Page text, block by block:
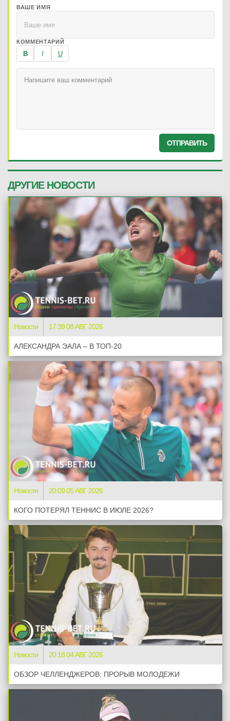
ВАШЕ ИМЯ
КОММЕНТАРИЙ
B I U
ОТПРАВИТЬ
ДРУГИЕ НОВОСТИ
Новости 17:39 08 АВГ 2026
АЛЕКСАНДРА ЭАЛА – В ТОП-20
Новости 20:09 05 АВГ 2026
КОГО ПОТЕРЯЛ ТЕННИС В ИЮЛЕ 2026?
Новости 20:18 04 АВГ 2026
ОБЗОР ЧЕЛЛЕНДЖЕРОВ: ПРОРЫВ МОЛОДЕЖИ